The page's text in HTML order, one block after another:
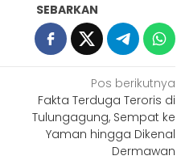
SEBARKAN
Pos berikutnya
Fakta Terduga Teroris di
Tulungagung, Sempat ke
Yaman hingga Dikenal
Dermawan